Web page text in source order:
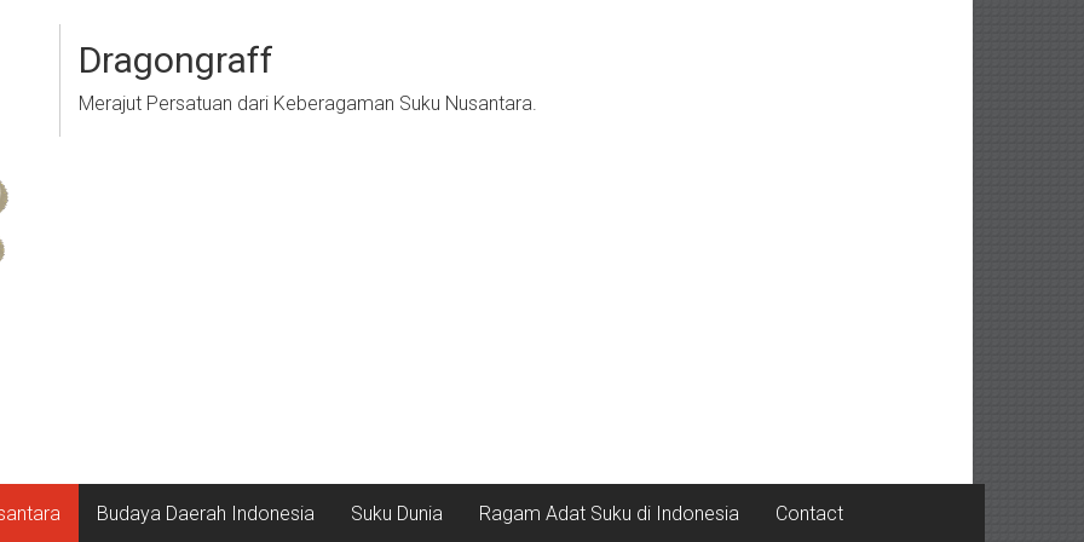
Dragongraff
Merajut Persatuan dari Keberagaman Suku Nusantara.
Budaya Daerah Indonesia Suku Dunia Ragam Adat Suku di Indonesia Contact